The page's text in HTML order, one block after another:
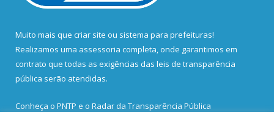
Muito mais que criar site ou sistema para prefeituras!
Realizamos uma assessoria completa, onde garantimos em
contrato que todas as exigências das leis de transparência
pública serão atendidas.
Conheça o PNTP e o Radar da Transparência Pública